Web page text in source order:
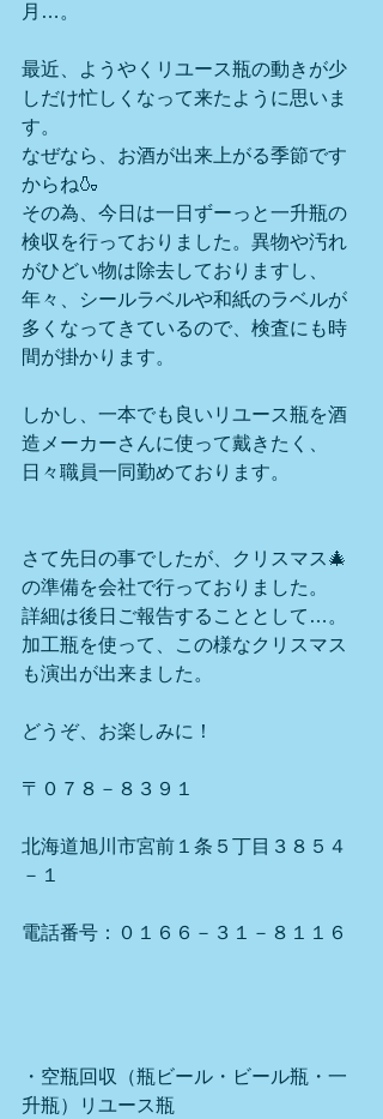
月…。
最近、ようやくリユース瓶の動きが少
しだけ忙しくなって来たように思いま
す。
なぜなら、お酒が出来上がる季節です
からね🍶
その為、今日は一日ずーっと一升瓶の
検収を行っておりました。異物や汚れ
がひどい物は除去しておりますし、
年々、シールラベルや和紙のラベルが
多くなってきているので、検査にも時
間が掛かります。
しかし、一本でも良いリユース瓶を酒
造メーカーさんに使って戴きたく、
日々職員一同勤めております。
さて先日の事でしたが、クリスマス🎄
の準備を会社で行っておりました。
詳細は後日ご報告することとして…。
加工瓶を使って、この様なクリスマス
も演出が出来ました。
どうぞ、お楽しみに！
〒０７８－８３９１
北海道旭川市宮前１条５丁目３８５４
－１
電話番号：０１６６－３１－８１１６
・空瓶回収（瓶ビール・ビール瓶・一
升瓶）リユース瓶